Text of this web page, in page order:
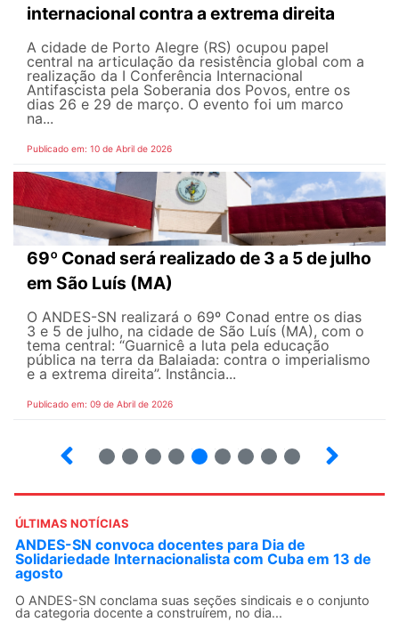
internacional contra a extrema direita
A cidade de Porto Alegre (RS) ocupou papel
central na articulação da resistência global com a
realização da I Conferência Internacional
Antifascista pela Soberania dos Povos, entre os
dias 26 e 29 de março. O evento foi um marco
na...
Publicado em: 10 de Abril de 2026
69º Conad será realizado de 3 a 5 de julho
em São Luís (MA)
O ANDES-SN realizará o 69º Conad entre os dias
3 e 5 de julho, na cidade de São Luís (MA), com o
tema central: “Guarnicê a luta pela educação
pública na terra da Balaiada: contra o imperialismo
e a extrema direita”. Instância...
Publicado em: 09 de Abril de 2026
ÚLTIMAS NOTÍCIAS
ANDES-SN convoca docentes para Dia de
Solidariedade Internacionalista com Cuba em 13 de
agosto
O ANDES-SN conclama suas seções sindicais e o conjunto
da categoria docente a construírem, no dia...